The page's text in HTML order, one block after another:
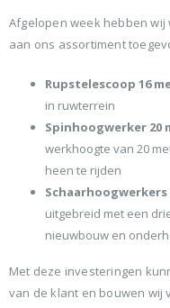
Afgelopen week hebben
aan ons assortiment
Rupstelescoop 16
in ruwterrein
Spinhoogwerker 20
werkhoogte van 20
heen te rijden
Schaarhoogwerkers
uitgebreid met een
nieuwbouw en
Met deze investeringen
van de klant en bouwen wij